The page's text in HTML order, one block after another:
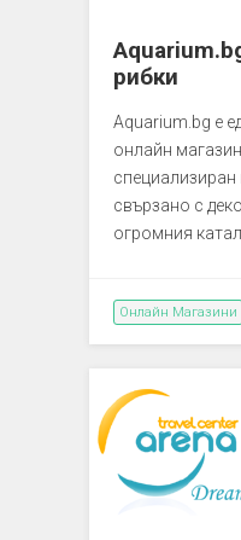
рибки
Aquarium.bg е
онлайн
свързано с
огромния
Онлайн Магазини